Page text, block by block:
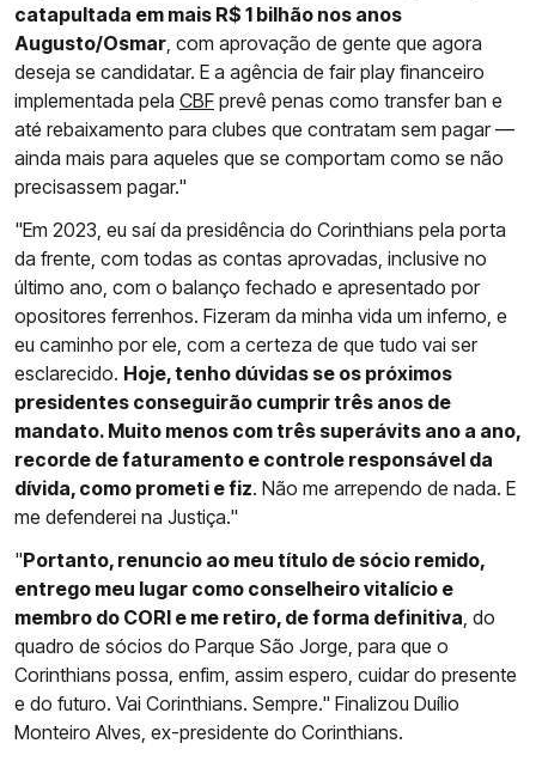
catapultada em mais R$ 1 bilhão nos anos
Augusto/Osmar , com aprovação de gente que agora
deseja se candidatar. E a agência de fair play financeiro
implementada pela CBF prevê penas como transfer ban e
até rebaixamento para clubes que contratam sem pagar —
ainda mais para aqueles que se comportam como se não
precisassem pagar."
"Em 2023, eu saí da presidência do Corinthians pela porta
da frente, com todas as contas aprovadas, inclusive no
último ano, com o balanço fechado e apresentado por
opositores ferrenhos. Fizeram da minha vida um inferno, e
eu caminho por ele, com a certeza de que tudo vai ser
esclarecido. Hoje, tenho dúvidas se os próximos
presidentes conseguirão cumprir três anos de
mandato. Muito menos com três superávits ano a ano,
recorde de faturamento e controle responsável da
dívida, como prometi e fiz. Não me arrependo de nada. E
me defenderei na Justiça."
"Portanto, renuncio ao meu título de sócio remido,
entrego meu lugar como conselheiro vitalício e
membro do CORI e me retiro, de forma definitiva , do
quadro de sócios do Parque São Jorge, para que o
Corinthians possa, enfim, assim espero, cuidar do presente
e do futuro. Vai Corinthians. Sempre." Finalizou Duílio
Monteiro Alves, ex-presidente do Corinthians.